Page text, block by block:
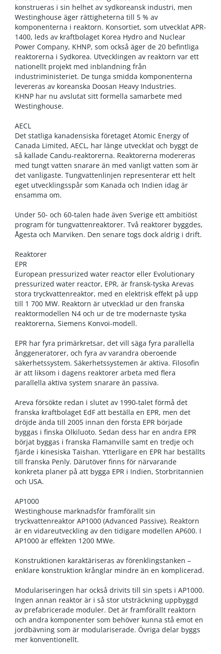
konstrueras i sin helhet av sydkoreansk industri, men
Westinghouse äger rättigheterna till 5 % av
komponenterna i reaktorn. Konsortiet, som utvecklat APR-
1400, leds av kraftbolaget Korea Hydro and Nuclear
Power Company, KHNP, som också äger de 20 befintliga
reaktorerna i Sydkorea. Utvecklingen av reaktorn var ett
nationellt projekt med inblandning från
industriministeriet. De tunga smidda komponenterna
levereras av koreanska Doosan Heavy Industries.
KHNP har nu avslutat sitt formella samarbete med
Westinghouse.
AECL
Det statliga kanadensiska företaget Atomic Energy of
Canada Limited, AECL, har länge utvecklat och byggt de
så kallade Candu-reaktorerna. Reaktorerna modereras
med tungt vatten snarare än med vanligt vatten som är
det vanligaste. Tungvattenlinjen representerar ett helt
eget utvecklingsspår som Kanada och Indien idag är
ensamma om.
Under 50- och 60-talen hade även Sverige ett ambitiöst
program för tungvattenreaktorer. Två reaktorer byggdes,
Ågesta och Marviken. Den senare togs dock aldrig i drift.
Reaktorer
EPR
European pressurized water reactor eller Evolutionary
pressurized water reactor, EPR, är fransk-tyska Arevas
stora tryckvattenreaktor, med en elektrisk effekt på upp
till 1 700 MW. Reaktorn är utvecklad ur den franska
reaktormodellen N4 och ur de tre modernaste tyska
reaktorerna, Siemens Konvoi-modell.
EPR har fyra primärkretsar, det vill säga fyra parallella
ånggeneratorer, och fyra av varandra oberoende
säkerhetssystem. Säkerhetssystemen är aktiva. Filosofin
är att liksom i dagens reaktorer arbeta med flera
parallella aktiva system snarare än passiva.
Areva försökte redan i slutet av 1990-talet förmå det
franska kraftbolaget EdF att beställa en EPR, men det
dröjde ända till 2005 innan den första EPR började
byggas i finska Olkiluoto. Sedan dess har en andra EPR
börjat byggas i franska Flamanville samt en tredje och
fjärde i kinesiska Taishan. Ytterligare en EPR har beställts
till franska Penly. Därutöver finns för närvarande
konkreta planer på att bygga EPR i Indien, Storbritannien
och USA.
AP1000
Westinghouse marknadsför framförallt sin
tryckvattenreaktor AP1000 (Advanced Passive). Reaktorn
är en vidareutveckling av den tidigare modellen AP600. I
AP1000 är effekten 1200 MWe.
Konstruktionen karaktäriseras av förenklingstanken –
enklare konstruktion krånglar mindre än en komplicerad.
Modulariseringen har också drivits till sin spets i AP1000.
Ingen annan reaktor är i så stor utsträckning uppbyggd
av prefabricerade moduler. Det är framförallt reaktorn
och andra komponenter som behöver kunna stå emot en
jordbävning som är modulariserade. Övriga delar byggs
mer konventionellt.